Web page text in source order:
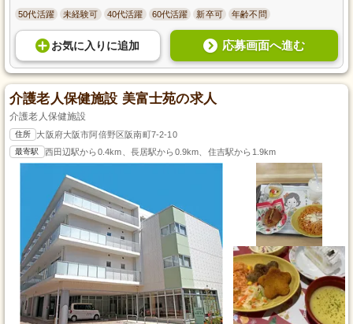
50代活躍 未経験可 40代活躍 60代活躍 新卒可 年齢不問
お気に入り に追加 応募画面へ進む
介護老人保健施設 美富士苑の求人
介護老人保健施設
住所 大阪府大阪市阿倍野区阪南町7-2-10
最寄駅 西田辺駅から0.4km、長居駅から0.9km、住吉駅から1.9km